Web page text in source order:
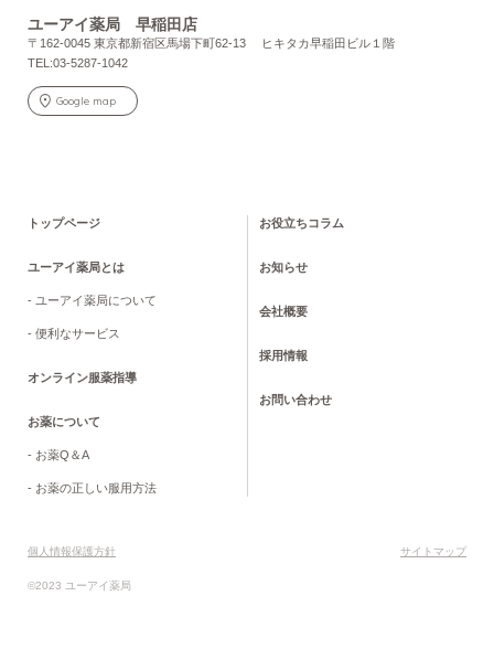
ユーアイ薬局 早稲田店
〒162-0045 東京都新宿区馬場下町62-13 ヒキタカ早稲田ビル１階
TEL:03-5287-1042
Google map
トップページ
ユーアイ薬局とは
- ユーアイ薬局について
- 便利なサービス
オンライン服薬指導
お薬について
- お薬Q＆A
- お薬の正しい服用方法
お役立ちコラム
お知らせ
会社概要
採用情報
お問い合わせ
©2023 ユーアイ薬局
個人情報保護方針 サイトマップ